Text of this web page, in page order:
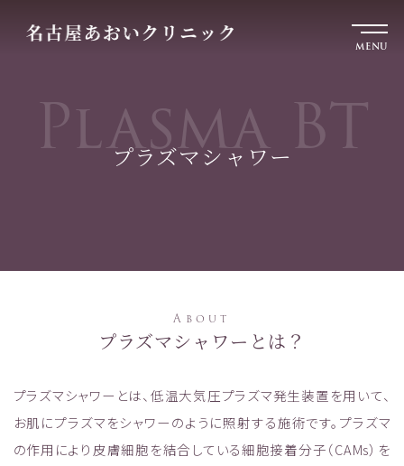
MENU
Plasma BT
プラズマシャワー
About
プラズマシャワーとは？
プラズマシャワーとは、低温大気圧プラズマ発生装置を用いて、
お肌にプラズマをシャワーのように照射する施術です。プラズマ
の作用により皮膚細胞を結合している細胞接着分子（CAMs）を